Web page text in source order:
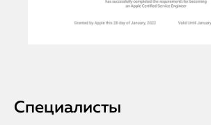
Специалисты